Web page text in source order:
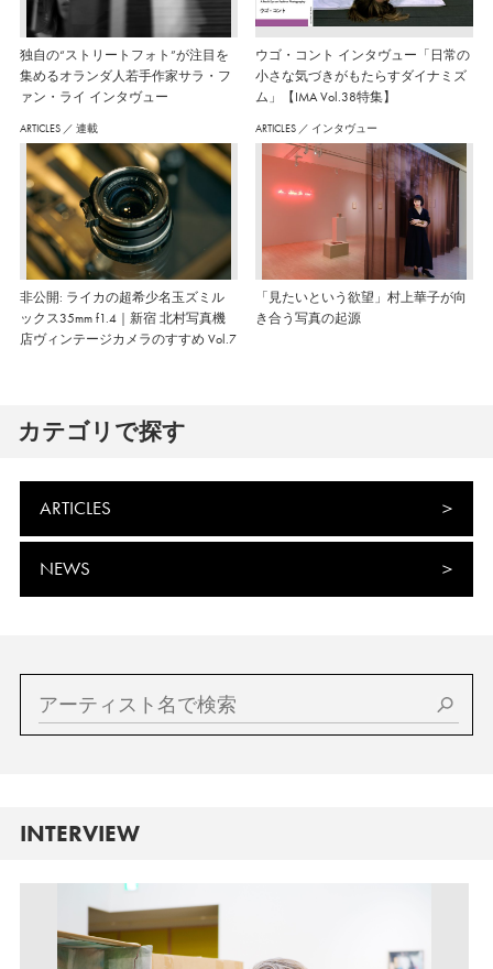
独自の“ストリートフォト”が注目を
集めるオランダ人若手作家サラ・フ
ァン・ライ インタヴュー
ウゴ・コント インタヴュー「日常の
小さな気づきがもたらすダイナミズ
ム」【IMA Vol.38特集】
ARTICLES ／ 連載
非公開: ライカの超希少名玉ズミル
ックス35mm f1.4｜新宿 北村写真機
店ヴィンテージカメラのすすめ Vol.7
ARTICLES ／ インタヴュー
「見たいという欲望」村上華子が向
き合う写真の起源
カテゴリで探す
ARTICLES
NEWS
INTERVIEW